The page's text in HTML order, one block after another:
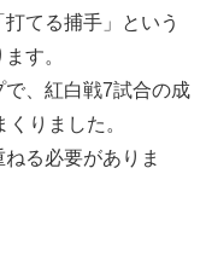
てる捕手」という
す。
、紅白戦7試合の成
りました。
る必要がありま